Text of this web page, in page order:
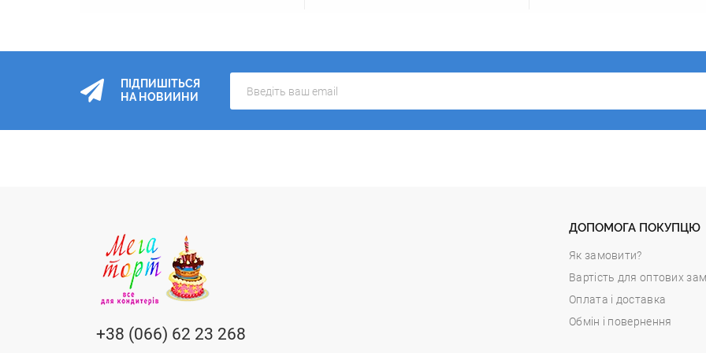
ПІДПИШІТЬСЯ
НА НОВИИНИ
+38 (066) 62 23 268
ДОПОМОГА ПОКУПЦЮ
Як замовити?
Вартість для оптових
Оплата і доставка
Обмін і повернення